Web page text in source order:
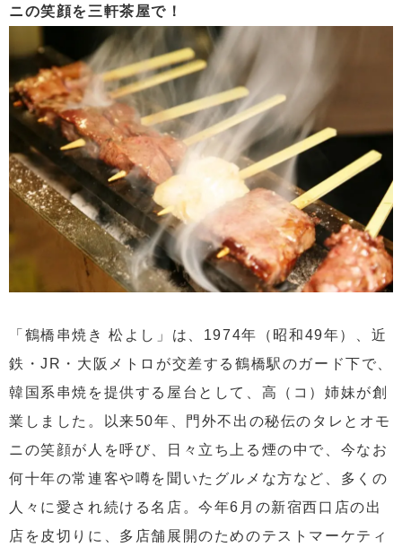
ニの笑顔を三軒茶屋で！
「鶴橋串焼き 松よし」は、1974年（昭和49年）、近
鉄・JR・大阪メトロが交差する鶴橋駅のガード下で、
韓国系串焼を提供する屋台として、高（コ）姉妹が創
業しました。以来50年、門外不出の秘伝のタレとオモ
ニの笑顔が人を呼び、日々立ち上る煙の中で、今なお
何十年の常連客や噂を聞いたグルメな方など、多くの
人々に愛され続ける名店。今年6月の新宿西口店の出
店を皮切りに、多店舗展開のためのテストマーケティ